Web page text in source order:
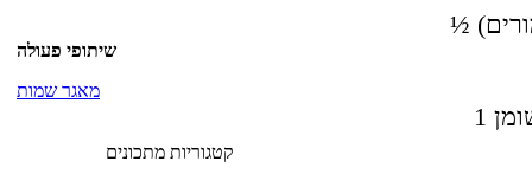
שיתופי פעולה
מאגר שמות
קטגוריות מתכונים